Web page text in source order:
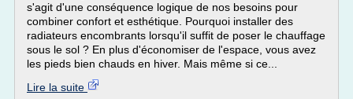
s'agit d'une conséquence logique de nos besoins pour
combiner confort et esthétique. Pourquoi installer des
radiateurs encombrants lorsqu'il suffit de poser le chauffage
sous le sol ? En plus d'économiser de l'espace, vous avez
les pieds bien chauds en hiver. Mais même si ce...
Lire la suite